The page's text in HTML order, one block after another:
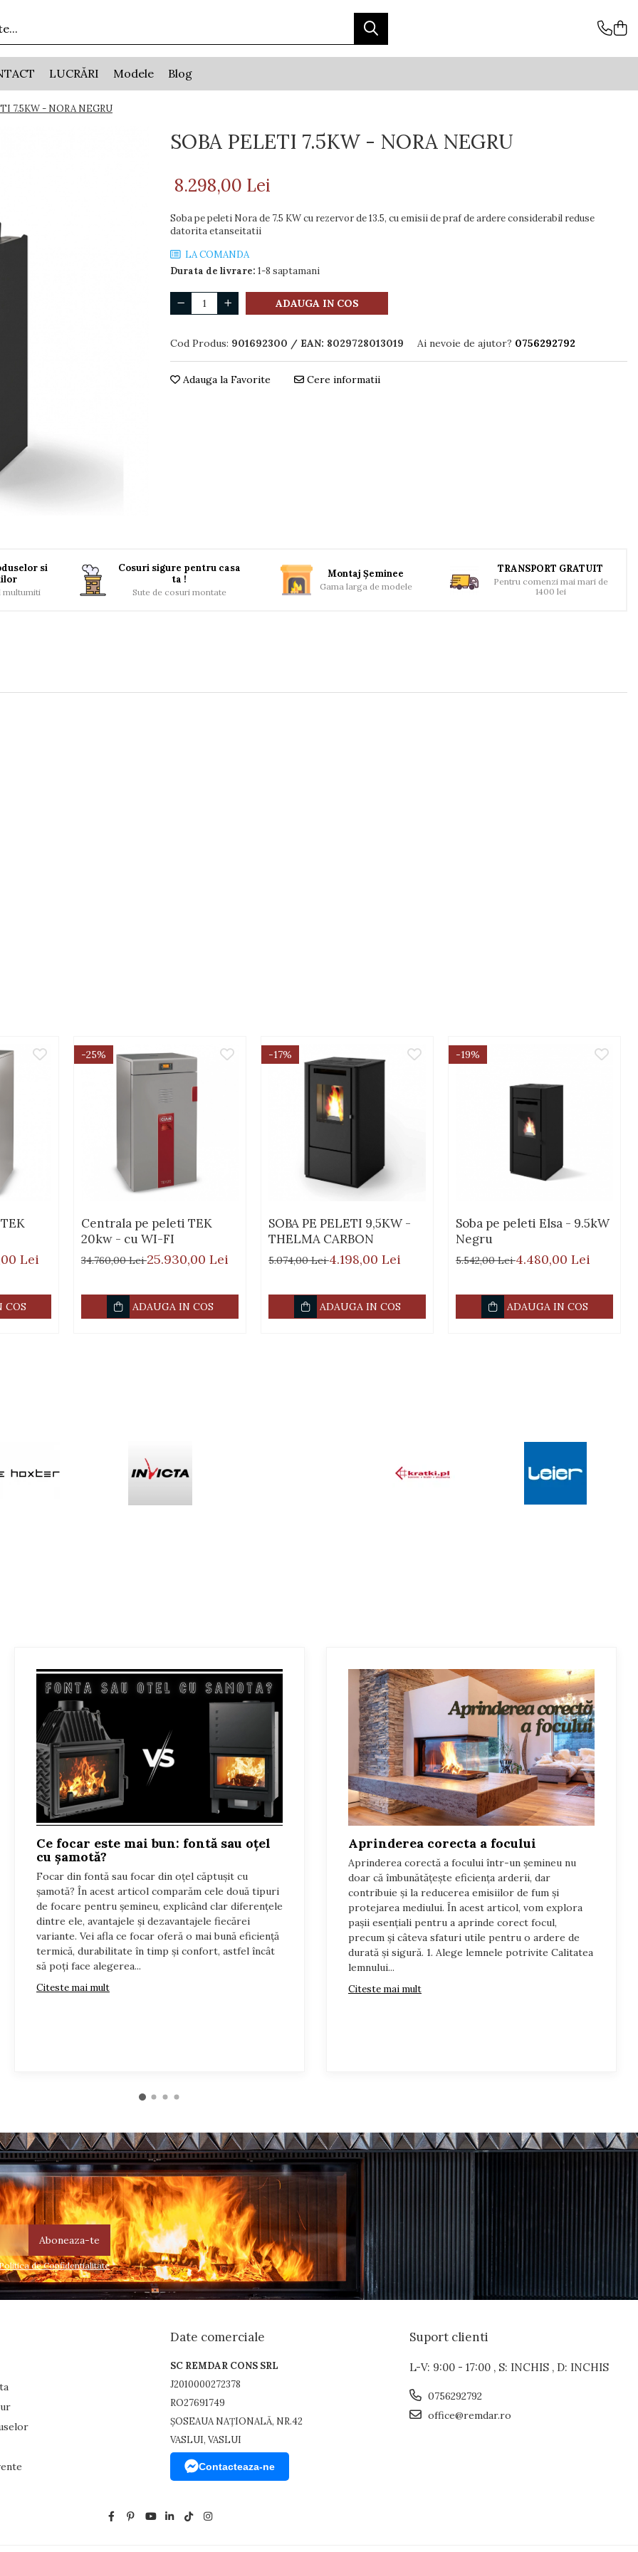
LUCRĂRI Modele Blog
7.5KW - NORA NEGRU
SOBA PELETI 7.5KW - NORA NEGRU
8.298,00 Lei
Soba pe peleti Nora de 7.5 KW cu rezervor de 13.5, cu emisii de praf de ardere considerabil reduse
datorita etanseitatii
LA COMANDA
Durata de livrare: 1-8 saptamani
ADAUGA IN COS
Cod Produs: 901692300 / EAN: 8029728013019 Ai nevoie de ajutor? 0756292792
Adauga la Favorite Cere informatii
si
multumiti
Cosuri sigure pentru casa
ta !
Sute de cosuri montate
Montaj Șeminee
Gama larga de modele
TRANSPORT GRATUIT
Pentru comenzi mai mari de
1400 lei
autorizat. Utilizare peleti clasa A1, ENplus
cu ajutorul unui modul WI-FI optional.Pentru o functionare optima este necesara racordarea la un cos de fum profesional.
medie si consum mic.
20 cm - spate 15 cm - fata 100 cm
Lei
COS
-25%
Centrala pe peleti TEK
20kw - cu WI-FI
34.760,00 Lei25.930,00 Lei
ADAUGA IN COS
-17%
SOBA PE PELETI 9,5KW -
THELMA CARBON
5.074,00 Lei4.198,00 Lei
ADAUGA IN COS
-19%
Soba pe peleti Elsa - 9.5kW
Negru
5.542,00 Lei4.480,00 Lei
ADAUGA IN COS
Ce focar este mai bun: fontă sau oțel
cu șamotă?
Focar din fontă sau focar din oțel căptușit cu
șamotă? În acest articol comparăm cele două tipuri
de focare pentru șemineu, explicând clar diferențele
dintre ele, avantajele și dezavantajele fiecărei
variante. Vei afla ce focar oferă o mai bună eficiență
termică, durabilitate în timp și confort, astfel încât
să poți face alegerea...
Citeste mai mult
Aprinderea corecta a focului
Aprinderea corectă a focului într-un șemineu nu
doar că îmbunătățește eficiența arderii, dar
contribuie și la reducerea emisiilor de fum și
protejarea mediului. În acest articol, vom explora
pașii esențiali pentru a aprinde corect focul,
precum și câteva sfaturi utile pentru o ardere de
durată și sigură. 1. Alege lemnele potrivite Calitatea
lemnului...
Citeste mai mult
de Confidentialitate
Date comerciale
SC REMDAR CONS SRL
J2010000272378
RO27691749
ȘOSEAUA NAȚIONALĂ, NR.42
VASLUI, VASLUI
Contacteaza-ne
Suport clienti
L-V: 9:00 - 17:00 , S: INCHIS , D: INCHIS
0756292792
office@remdar.ro